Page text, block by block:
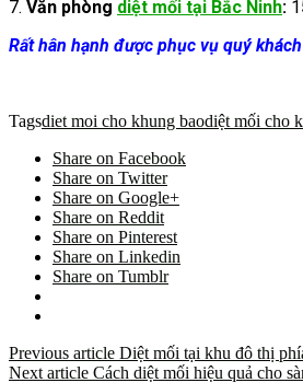
7. Văn phòng diệt mối tại Bắc Ninh:
Rất hân hạnh được phục vụ quý
Tagsdiet moi cho khung baodiệt mối cho
Share on Facebook
Share on Twitter
Share on Google+
Share on Reddit
Share on Pinterest
Share on Linkedin
Share on Tumblr
Previous article Diệt mối tại khu đô thị
Next article Cách diệt mối hiệu quả cho